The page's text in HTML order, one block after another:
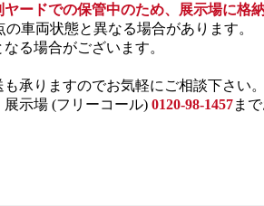
ードでの保管中のため、展示場に格
車両状態と異なる場合があります。
る場合がございます。
承りますのでお気軽にご相談下さい。
展示場 (フリーコール) 0120-98-1457ま